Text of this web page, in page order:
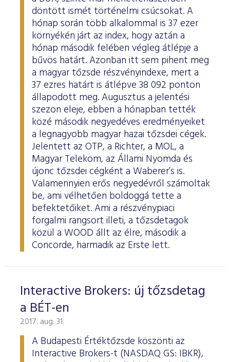
döntött ismét történelmi csúcsokat. A
hónap során több alkalommal is 37 ezer
környékén járt az index, hogy aztán a
hónap második felében végleg átlépje a
bűvös határt. Azonban itt sem pihent meg
a magyar tőzsde részvényindexe, mert a
37 ezres határt is átlépve 38 092 ponton
állapodott meg. Augusztus a jelentési
szezon eleje, ebben a hónapban tették
közé második negyedéves eredményeiket
a legnagyobb magyar hazai tőzsdei cégek.
Jelentett az OTP, a Richter, a MOL, a
Magyar Telekom, az Állami Nyomda és
újonc tőzsdei cégként a Waberer’s is.
Valamennyien erős negyedévről számoltak
be, ami vélhetően boldoggá tette a
befektetőiket. Ami a részvénypiaci
forgalmi rangsort illeti, a tőzsdetagok
közül a WOOD állt az élre, második a
Concorde, harmadik az Erste lett.
Interactive Brokers: új tőzsdetag
a BÉT-en
2017. aug. 31.
A Budapesti Értéktőzsde köszönti az
Interactive Brokers-t (NASDAQ GS: IBKR),